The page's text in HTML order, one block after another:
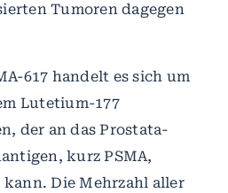
Tumoren dagegen
617 handelt es sich um
Lutetium-177
der an das Prostata-
kurz PSMA,
Die Mehrzahl aller